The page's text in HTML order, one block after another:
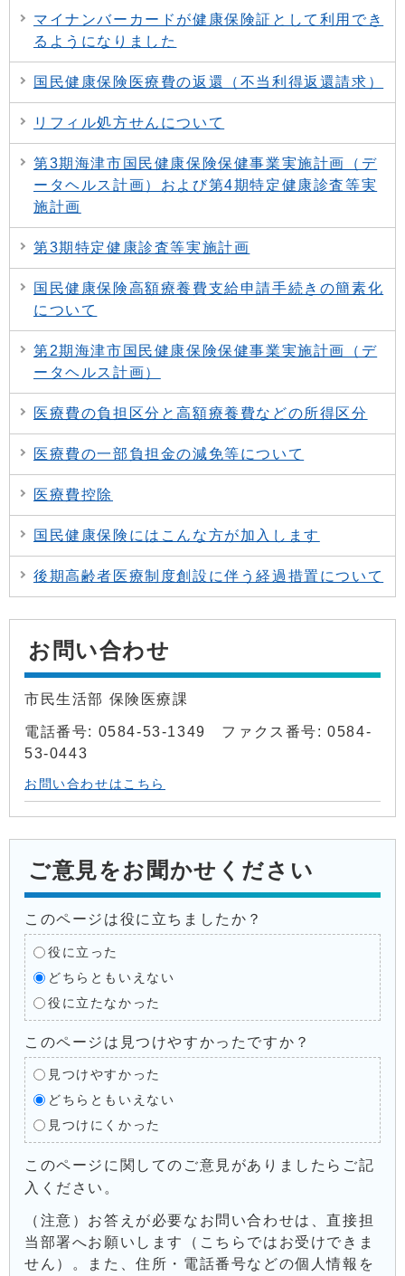
マイナンバーカードが健康保険証として利用でき
るようになりました
国民健康保険医療費の返還（不当利得返還請求）
リフィル処方せんについて
第3期海津市国民健康保険保健事業実施計画（デ
ータヘルス計画）および第4期特定健康診査等実
施計画
第3期特定健康診査等実施計画
国民健康保険高額療養費支給申請手続きの簡素化
について
第2期海津市国民健康保険保健事業実施計画（デ
ータヘルス計画）
医療費の負担区分と高額療養費などの所得区分
医療費の一部負担金の減免等について
医療費控除
国民健康保険にはこんな方が加入します
後期高齢者医療制度創設に伴う経過措置について
お問い合わせ
市民生活部 保険医療課
電話番号: 0584-53-1349 ファクス番号: 0584-
53-0443
お問い合わせはこちら
ご意見をお聞かせください
このページは役に立ちましたか？
役に立った
どちらともいえない
役に立たなかった
このページは見つけやすかったですか？
見つけやすかった
どちらともいえない
見つけにくかった
このページに関してのご意見がありましたらご記
入ください。
（注意）お答えが必要なお問い合わせは、直接担
当部署へお願いします（こちらではお受けできま
せん）。また、住所・電話番号などの個人情報を